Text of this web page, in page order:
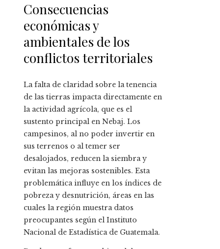
Consecuencias
económicas y
ambientales de los
conflictos territoriales
La falta de claridad sobre la tenencia
de las tierras impacta directamente en
la actividad agrícola, que es el
sustento principal en Nebaj. Los
campesinos, al no poder invertir en
sus terrenos o al temer ser
desalojados, reducen la siembra y
evitan las mejoras sostenibles. Esta
problemática influye en los índices de
pobreza y desnutrición, áreas en las
cuales la región muestra datos
preocupantes según el Instituto
Nacional de Estadística de Guatemala.